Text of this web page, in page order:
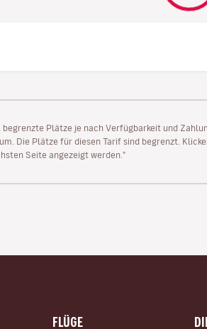
Plätze je nach Verfügbarkeit und
Die Plätze für diesen Tarif sind begrenzt.
Seite angezeigt werden."
FLÜGE